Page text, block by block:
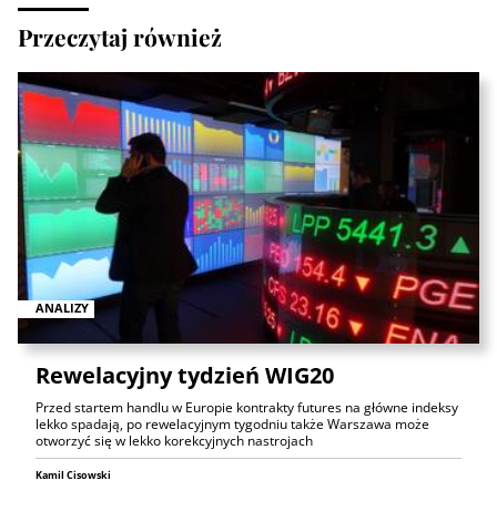
Przeczytaj również
ANALIZY
Rewelacyjny tydzień WIG20
Przed startem handlu w Europie kontrakty futures na główne indeksy
lekko spadają, po rewelacyjnym tygodniu także Warszawa może
otworzyć się w lekko korekcyjnych nastrojach
Kamil Cisowski